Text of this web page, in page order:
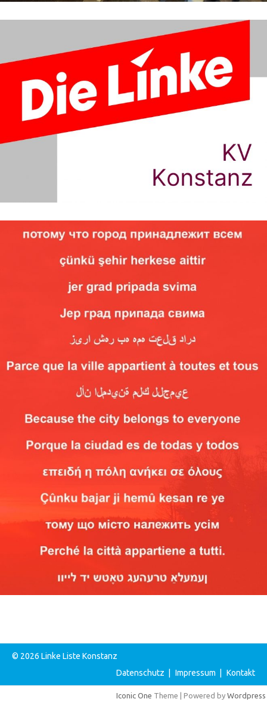
© 2026 Linke Liste Konstanz
Datenschutz | Impressum | Kontakt
Iconic One Theme | Powered by Wordpress